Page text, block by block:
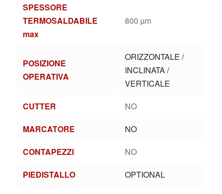
SPESSORE
TERMOSALDABILE
max
800 µm
POSIZIONE
OPERATIVA
ORIZZONTALE /
INCLINATA /
VERTICALE
CUTTER
NO
MARCATORE
NO
CONTAPEZZI
NO
PIEDISTALLO
OPTIONAL